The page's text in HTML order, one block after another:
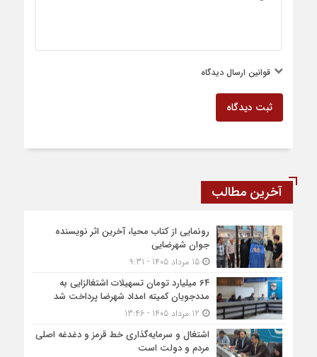
قوانین ارسال دیدگاه
ثبت دیدگاه
آخرین مطالب
رونمایی از کتاب محیا، آخرین اثر نویسنده
جوان شهرضایی
15 مرداد 1405 - 9:31
۶۴ میلیارد تومان تسهیلات اشتغالزایی به
مددجویان کمیته امداد شهرضا پرداخت شد
اشتغال و سرمایه‌گذاری خط قرمز و دغدغه اصلی
مردم و دولت است